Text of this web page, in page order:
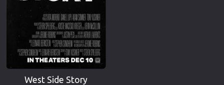
West Side Story